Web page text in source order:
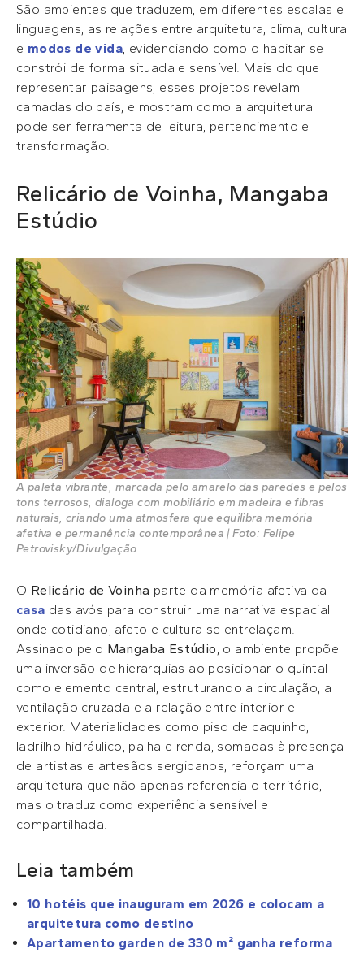
São ambientes que traduzem, em diferentes escalas e
linguagens, as relações entre arquitetura, clima, cultura
e modos de vida , evidenciando como o habitar se
constrói de forma situada e sensível. Mais do que
representar paisagens, esses projetos revelam
camadas do país, e mostram como a arquitetura
pode ser ferramenta de leitura, pertencimento e
transformação.
Relicário de Voinha, Mangaba
Estúdio
A paleta vibrante, marcada pelo amarelo das paredes e pelos
tons terrosos, dialoga com mobiliário em madeira e fibras
naturais, criando uma atmosfera que equilibra memória
afetiva e permanência contemporânea | Foto: Felipe
Petrovisky/Divulgação
O Relicário de Voinha parte da memória afetiva da
casa das avós para construir uma narrativa espacial
onde cotidiano, afeto e cultura se entrelaçam.
Assinado pelo Mangaba Estúdio , o ambiente propõe
uma inversão de hierarquias ao posicionar o quintal
como elemento central, estruturando a circulação, a
ventilação cruzada e a relação entre interior e
exterior. Materialidades como piso de caquinho,
ladrilho hidráulico, palha e renda, somadas à presença
de artistas e artesãos sergipanos, reforçam uma
arquitetura que não apenas referencia o território,
mas o traduz como experiência sensível e
compartilhada.
Leia também
10 hotéis que inauguram em 2026 e colocam a
arquitetura como destino
Apartamento garden de 330 m² ganha reforma